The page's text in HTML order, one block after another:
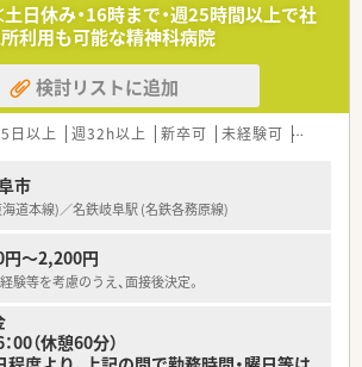
日休み・16時まで・週25時間以上で社
利用も可能な精神科病院
検討リストに追加
日以上 週32h以上 新卒可 未経験可 ブラン
市
道本線)／名鉄岐阜駅 (名鉄各務原線)
～2,200円
験等を考慮のうえ、面接後決定。
00（休憩60分）